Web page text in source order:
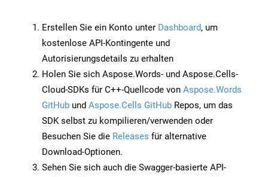
Erstellen Sie ein Konto unter Dashboard, um
kostenlose API-Kontingente und
Autorisierungsdetails zu erhalten
Holen Sie sich Aspose.Words- und Aspose.Cells-
Cloud-SDKs für C++-Quellcode von Aspose.Words
GitHub und Aspose.Cells GitHub Repos, um das
SDK selbst zu kompilieren/verwenden oder
Besuchen Sie die Releases für alternative
Download-Optionen.
Sehen Sie sich auch die Swagger-basierte API-